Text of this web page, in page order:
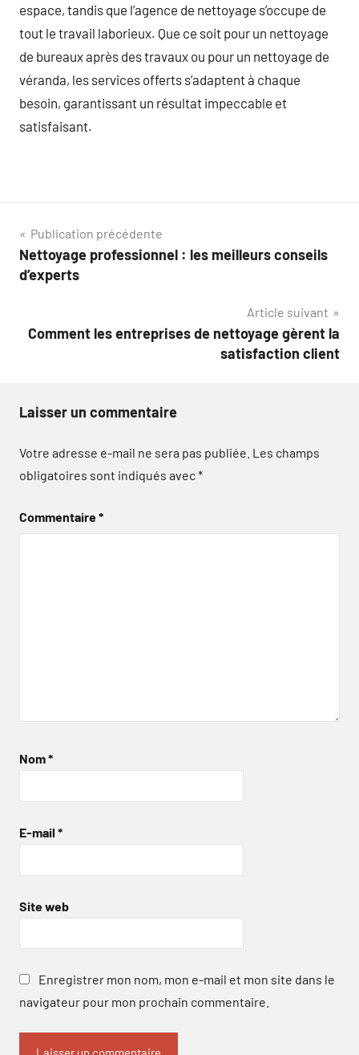
espace, tandis que l’agence de nettoyage s’occupe de
tout le travail laborieux. Que ce soit pour un nettoyage
de bureaux après des travaux ou pour un nettoyage de
véranda, les services offerts s’adaptent à chaque
besoin, garantissant un résultat impeccable et
satisfaisant.
Navigation
de
Publication précédente
Nettoyage professionnel : les meilleurs conseils
d’experts
Article suivant
Comment les entreprises de nettoyage gèrent la
satisfaction client
Laisser un commentaire
Votre adresse e-mail ne sera pas publiée. Les champs
obligatoires sont indiqués avec*
Commentaire*
Nom*
E-mail *
Site web
Enregistrer mon nom, mon e-mail et mon site dans le
navigateur pour mon prochain commentaire.